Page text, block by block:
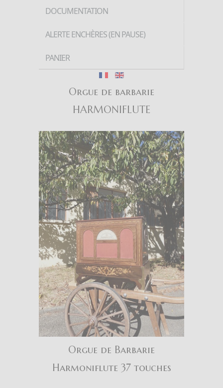
DOCUMENTATION
ALERTE ENCHÈRES (EN PAUSE)
PANIER
Orgue de barbarie
HARMONIFLUTE
Orgue de Barbarie
Harmoniflute 37 touches